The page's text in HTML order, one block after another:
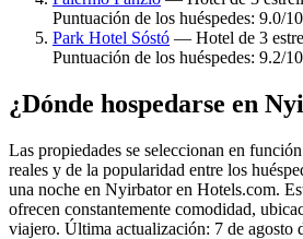
Puntuación de los huéspedes: 9.0/
Park Hotel Sóstó — Hotel de 3
Puntuación de los huéspedes: 9.2/
¿Dónde hospedarse en
Las propiedades se seleccionan en
reales y de la popularidad entre los
una noche en Nyirbator en Hotels.com.
ofrecen constantemente comodidad,
viajero. Última actualización: 7 de agosto